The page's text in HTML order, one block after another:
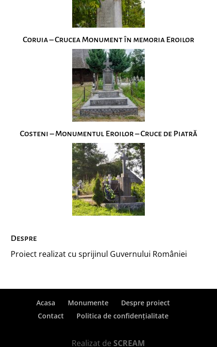
Coruia – Crucea Monument în memoria Eroilor
Costeni – Monumentul Eroilor – Cruce de Piatră
Despre
Proiect realizat cu sprijinul Guvernului României
Acasa Monumente
Despre proiect
Contact
Politica de confidențialitate
Realizat deSCREAM